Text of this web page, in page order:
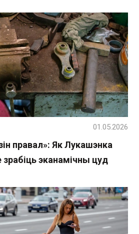
правал»: Як Лукашэнка
зрабіць эканамічны цуд
01.05.2026